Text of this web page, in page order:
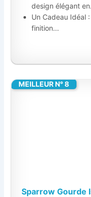
design élégant
Un Cadeau Idéal
finition...
MEILLEUR N° 8
Sparrow Gourde